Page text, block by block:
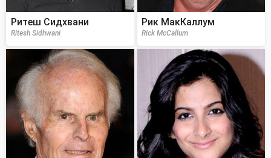
Ритеш Сидхвани
Ritesh Sidhwani
Рик МакКаллум
Rick McCallum